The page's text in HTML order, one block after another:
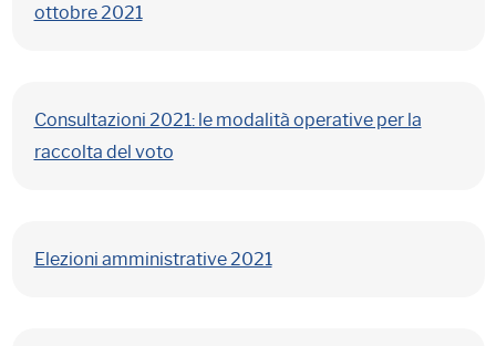
ottobre 2021
Consultazioni 2021: le modalità operative per la
raccolta del voto
Elezioni amministrative 2021